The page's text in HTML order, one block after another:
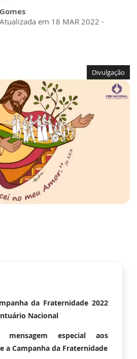
em 18 MAR 2022 -
Divulgação
da Fraternidade 2022
Nacional
mensagem especial aos
a Campanha da Fraternidade